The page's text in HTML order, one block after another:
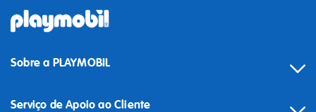
Sobre a PLAYMOBIL
Serviço de Apoio ao Cliente